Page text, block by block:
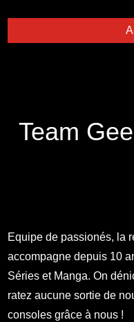
Team
Equipe de passionés, la
accompagne depuis 10
Séries et Manga. On
ratez aucune sortie de
consoles grâce à nous !